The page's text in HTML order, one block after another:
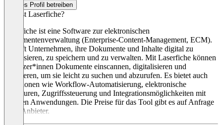
Dieses Profil betreiben
Was ist Laserfiche?
Laserfiche ist eine Software zur elektronischen
Dokumentenverwaltung (Enterprise-Content-Management, ECM).
Es hilft Unternehmen, ihre Dokumente und Inhalte digital zu
organisieren, zu speichern und zu verwalten. Mit Laserfiche können
Benutzer*innen Dokumente einscannen, digitalisieren und
indexieren, um sie leicht zu suchen und abzurufen. Es bietet auch
Funktionen wie Workflow-Automatisierung, elektronische
Signaturen, Zugriffssteuerung und Integrationsmöglichkeiten mit
anderen Anwendungen. Die Preise für das Tool gibt es auf Anfrage
beim Anbieter.